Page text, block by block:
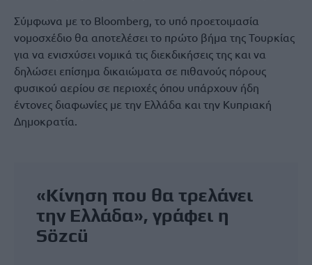
Σύμφωνα με το Bloomberg, το υπό προετοιμασία
νομοσχέδιο θα αποτελέσει το πρώτο βήμα της Τουρκίας
για να ενισχύσει νομικά τις διεκδικήσεις της και να
δηλώσει επίσημα δικαιώματα σε πιθανούς πόρους
φυσικού αερίου σε περιοχές όπου υπάρχουν ήδη
έντονες διαφωνίες με την Ελλάδα και την Κυπριακή
Δημοκρατία.
«Κίνηση που θα τρελάνει
την Ελλάδα», γράφει η
Sözcü